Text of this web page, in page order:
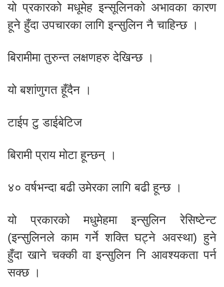
यो प्रकारको मधूमेह इन्सूलिनको अभावका कारण
हूने हुँदा उपचारका लागि इन्सुलिन नै चाहिन्छ ।
बिरामीमा तुरुन्त लक्षणहरु देखिन्छ ।
यो बशांणुगत हूँदैन ।
टाईप टु डाईबेटिज
बिरामी प्राय मोटा हून्छन् ।
४० वर्षभन्दा बढी उमेरका लागि बढी हून्छ ।
यो प्रकारको मधुमेहमा इन्सुलिन रेसिष्टेन्ट
(इन्सुलिनले काम गर्ने शक्ति घट्ने अवस्था) हुने
हुँदा खाने चक्की वा इन्सुलिन नि आवश्यकता पर्न
सक्छ ।